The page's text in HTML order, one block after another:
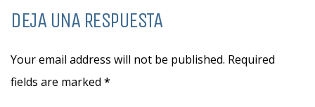
DEJA UNA RESPUESTA
Your email address will not be published. Required
fields are marked *